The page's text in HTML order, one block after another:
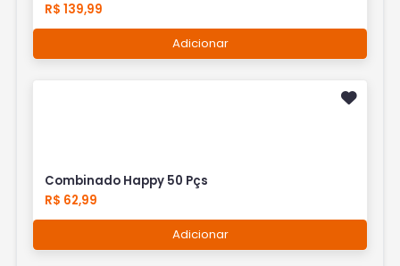
R$ 139,99
Adicionar
Combinado Happy 50 Pçs
R$ 62,99
Adicionar